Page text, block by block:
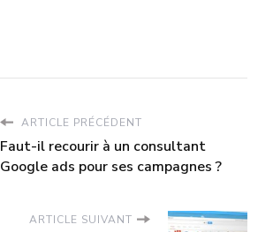
ARTICLE PRÉCÉDENT
Faut-il recourir à un consultant
Google ads pour ses campagnes ?
ARTICLE SUIVANT